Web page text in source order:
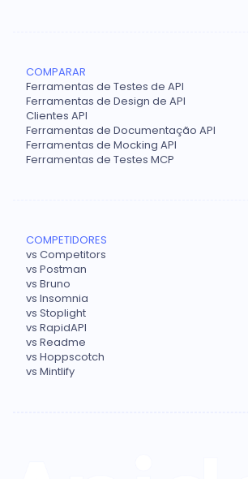
COMPARAR
Ferramentas de Testes de API
Ferramentas de Design de API
Clientes API
Ferramentas de Documentação API
Ferramentas de Mocking API
Ferramentas de Testes MCP
COMPETIDORES
vs Competitors
vs Postman
vs Bruno
vs Insomnia
vs Stoplight
vs RapidAPI
vs Readme
vs Hoppscotch
vs Mintlify